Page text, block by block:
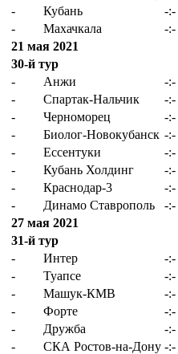
-
Кубань -:-
-
Махачкала -:-
21 мая 2021
30-й тур
-
Анжи -:-
-
Спартак-Нальчик -:-
-
Черноморец -:-
-
Биолог-Новокубанск -:-
-
Ессентуки -:-
-
Кубань Холдинг -:-
-
Краснодар-3 -:-
-
Динамо Ставрополь -:-
27 мая 2021
31-й тур
-
Интер -:-
-
Туапсе -:-
-
Машук-КМВ -:-
-
Форте -:-
-
Дружба -:-
-
СКА Ростов-на-Дону -:-